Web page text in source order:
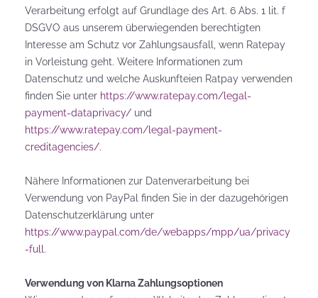
Verarbeitung erfolgt auf Grundlage des Art. 6 Abs. 1 lit. f
DSGVO aus unserem überwiegenden berechtigten
Interesse am Schutz vor Zahlungsausfall, wenn Ratepay
in Vorleistung geht. Weitere Informationen zum
Datenschutz und welche Auskunfteien Ratpay verwenden
finden Sie unter https://www.ratepay.com/legal-
payment-dataprivacy/ und
https://www.ratepay.com/legal-payment-
creditagencies/.
Nähere Informationen zur Datenverarbeitung bei
Verwendung von PayPal finden Sie in der dazugehörigen
Datenschutzerklärung unter
https://www.paypal.com/de/webapps/mpp/ua/privacy
-full .
Verwendung von Klarna Zahlungsoptionen